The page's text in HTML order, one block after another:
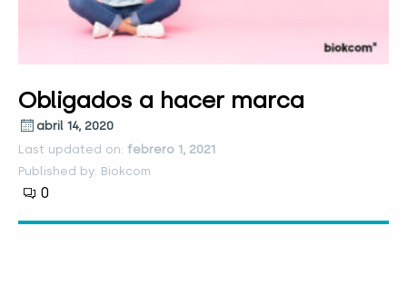
Obligados a hacer marca
abril 14, 2020
Last updated on: febrero 1, 2021
Published by: Biokcom
0